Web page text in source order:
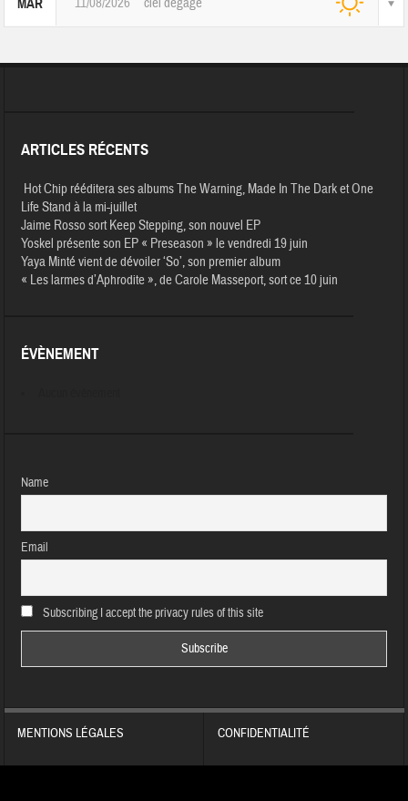
MAR
ARTICLES RÉCENTS
Hot Chip rééditera ses albums The Warning, Made In The Dark et One
Life Stand à la mi-juillet
Jaime Rosso sort Keep Stepping, son nouvel EP
Yoskel présente son EP « Preseason » le vendredi 19 juin
Yaya Minté vient de dévoiler ‘So’, son premier album
« Les larmes d’Aphrodite », de Carole Masseport, sort ce 10 juin
ÉVÈNEMENT
Name
Email
Subscribing I accept the privacy rules of this site
MENTIONS LÉGALES CONFIDENTIALITÉ